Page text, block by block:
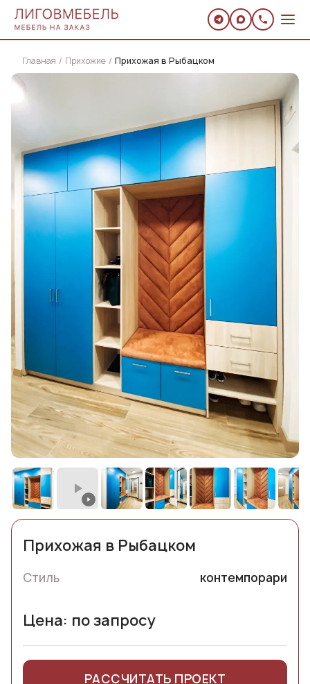
Главная Прихожие Прихожая в Рыбацком
Прихожая в Рыбацком
Стиль контемпорари
Цена: по запросу
РАССЧИТАТЬ ПРОЕКТ